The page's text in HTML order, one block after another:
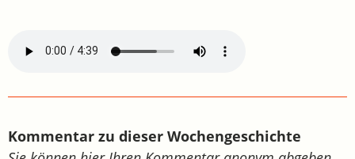
Kommentar zu dieser Wochengeschichte